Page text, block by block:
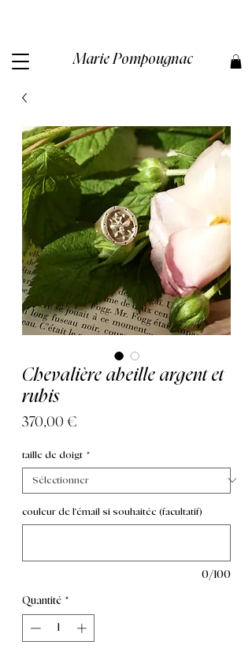
Marie Pompougnac​
Chevalière abeille argent et
rubis
370,00 €
taille de doigt *
couleur de l'émail si souhaitée (facultatif)
0/100
Quantité *